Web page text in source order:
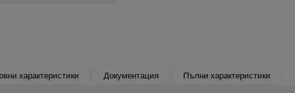
характеристики Документация Пълни характеристики